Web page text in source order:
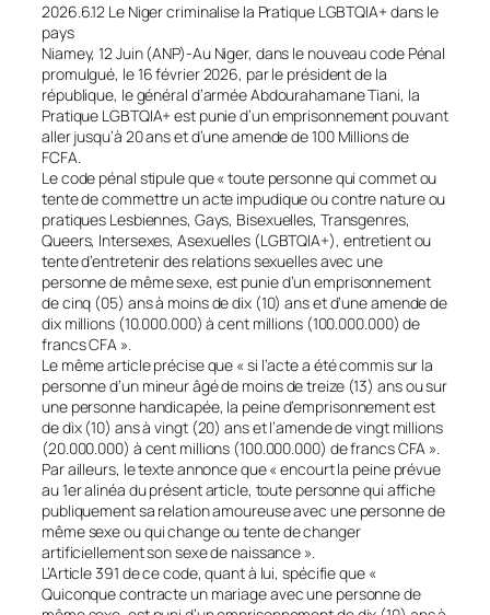
2026.6.12 Le Niger criminalise la Pratique LGBTQIA+ dans le
pays
Niamey, 12 Juin (ANP)-Au Niger, dans le nouveau code Pénal
promulgué, le 16 février 2026, par le président de la
république, le général d’armée Abdourahamane Tiani, la
Pratique LGBTQIA+ est punie d’un emprisonnement pouvant
aller jusqu’à 20 ans et d’une amende de 100 Millions de
FCFA.
Le code pénal stipule que « toute personne qui commet ou
tente de commettre un acte impudique ou contre nature ou
pratiques Lesbiennes, Gays, Bisexuelles, Transgenres,
Queers, Intersexes, Asexuelles (LGBTQIA+), entretient ou
tente d’entretenir des relations sexuelles avec une
personne de même sexe, est punie d’un emprisonnement
de cinq (05) ans à moins de dix (10) ans et d’une amende de
dix millions (10.000.000) à cent millions (100.000.000) de
francs CFA ».
Le même article précise que « si l’acte a été commis sur la
personne d’un mineur âgé de moins de treize (13) ans ou sur
une personne handicapée, la peine d’emprisonnement est
de dix (10) ans à vingt (20) ans et l’amende de vingt millions
(20.000.000) à cent millions (100.000.000) de francs CFA ».
Par ailleurs, le texte annonce que « encourt la peine prévue
au 1er alinéa du présent article, toute personne qui affiche
publiquement sa relation amoureuse avec une personne de
même sexe ou qui change ou tente de changer
artificiellement son sexe de naissance ».
L’Article 391 de ce code, quant à lui, spécifie que «
Quiconque contracte un mariage avec une personne de